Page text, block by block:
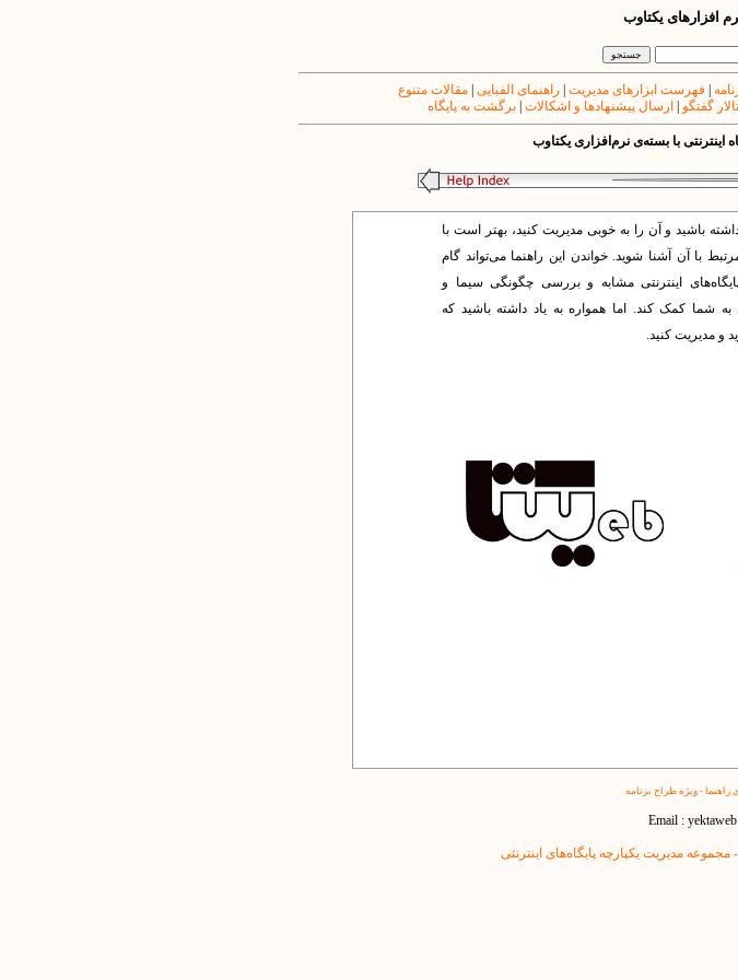
افزارهای یکتاوب
فهرست ابزارهای مدیریت راهنمای الفبایی |مقالات متنوع
تالار گفتگو ارسال پیشنهادها و اشکالات برگشت به پایگاه
اینترنتی با بسته‌ی نرم‌افزاری یکتاوب
داشته باشید و آن را به خوبی مدیریت کنید، بهتر است با
با آن آشنا شوید. خواندن این راهنما می‌تواند گام
اینترنتی مشابه و بررسی چگونگی سیما و
به شما کمک کند. اما همواره به یاد داشته باشید که
و مدیریت کنید.
- ویژه طراح برنامه
Email :